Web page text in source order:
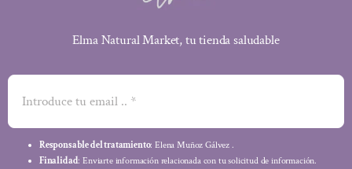
Elma Natural Market, tu tienda saludable
Responsable del tratamiento: Elena Muñoz Gálvez .
Finalidad: Enviarte información relacionada con tu solicitud de información.